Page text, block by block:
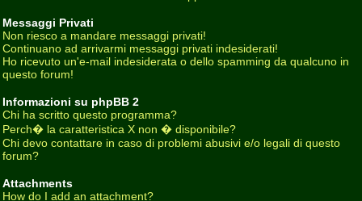
Messaggi Privati
Non riesco a mandare messaggi privati!
Continuano ad arrivarmi messaggi privati indesiderati!
Ho ricevuto un'e-mail indesiderata o dello spamming da qualcuno in
questo forum!
Informazioni su phpBB 2
Chi ha scritto questo programma?
Perch� la caratteristica X non � disponibile?
Chi devo contattare in caso di problemi abusivi e/o legali di questo
forum?
Attachments
How do I add an attachment?